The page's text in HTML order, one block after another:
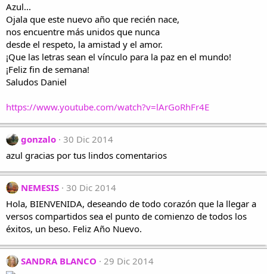
Azul...
Ojala que este nuevo año que recién nace,
nos encuentre más unidos que nunca
desde el respeto, la amistad y el amor.
¡Que las letras sean el vínculo para la paz en el mundo!
¡Feliz fin de semana!
Saludos Daniel
https://www.youtube.com/watch?v=lArGoRhFr4E
gonzalo 30 Dic 2014
azul gracias por tus lindos comentarios
NEMESIS 30 Dic 2014
Hola, BIENVENIDA, deseando de todo corazón que la llegar a
versos compartidos sea el punto de comienzo de todos los
éxitos, un beso. Feliz Año Nuevo.
SANDRA BLANCO 29 Dic 2014